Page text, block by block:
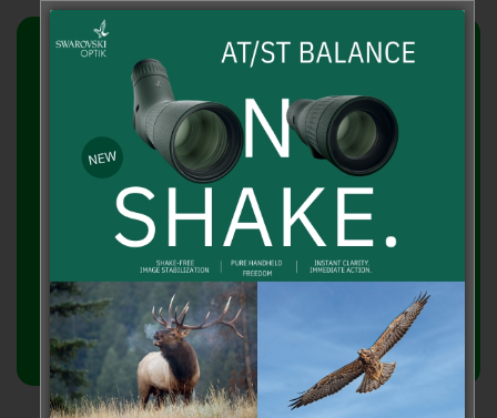
สอบถามข้อมูลเพิ่มเติม
บริษัท เอาท์ดอร์วิชั่น จำกัด
2358/2 ถ.ลาดพร้าว แขวงพลับพลา
วังทองหลาง กทม.10310
โทรศัพท์ 081-7682866, 095-3716866